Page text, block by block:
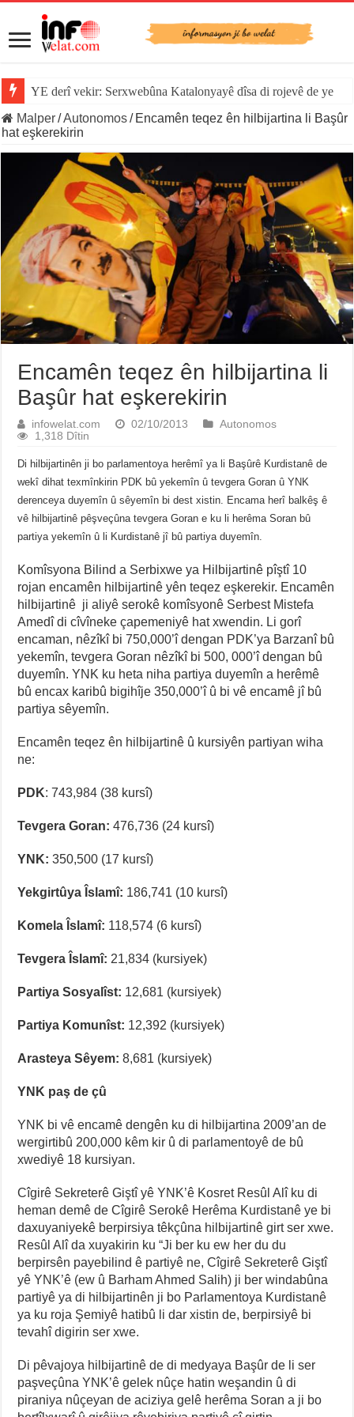
YE derî vekir: Serxwebûna Katalonyayê dîsa di rojevê de ye
Malper/Autonomos/ Encamên teqez ên hilbijartina li Başûr
hat eşkerekirin
Encamên teqez ên hilbijartina li
Başûr hat eşkerekirin
infowelat.com 02/10/2013
Autonomos
1,318 Dîtin
Di hilbijartinên ji bo parlamentoya herêmî ya li Başûrê Kurdistanê de
wekî dihat texmînkirin PDK bû yekemîn û tevgera Goran û YNK
derenceya duyemîn û sêyemîn bi dest xistin. Encama herî balkêş ê
vê hilbijartinê pêşveçûna tevgera Goran e ku li herêma Soran bû
partiya yekemîn û li Kurdistanê jî bû partiya duyemîn.
Komîsyona Bilind a Serbixwe ya Hilbijartinê pîştî 10
rojan encamên hilbijartinê yên teqez eşkerekir. Encamên
hilbijartinê ji aliyê serokê komîsyonê Serbest Mistefa
Amedî di cîvîneke çapemeniyê hat xwendin. Li gorî
encaman, nêzîkî bi 750,000’î dengan PDK’ya Barzanî bû
yekemîn, tevgera Goran nêzîkî bi 500, 000’î dengan bû
duyemîn. YNK ku heta niha partiya duyemîn a herêmê
bû encax karibû bigihîje 350,000’î û bi vê encamê jî bû
partiya sêyemîn.
Encamên teqez ên hilbijartinê û kursiyên partiyan wiha
ne:
PDK: 743,984 (38 kursî)
Tevgera Goran: 476,736 (24 kursî)
YNK: 350,500 (17 kursî)
Yekgirtûya Îslamî: 186,741 (10 kursî)
Komela Îslamî: 118,574 (6 kursî)
Tevgera Îslamî: 21,834 (kursiyek)
Partiya Sosyalîst: 12,681 (kursiyek)
Partiya Komunîst: 12,392 (kursiyek)
Arasteya Sêyem: 8,681 (kursiyek)
YNK paş de çû
YNK bi vê encamê dengên ku di hilbijartina 2009’an de
wergirtibû 200,000 kêm kir û di parlamentoyê de bû
xwediyê 18 kursiyan.
Cîgirê Sekreterê Giştî yê YNK’ê Kosret Resûl Alî ku di
heman demê de Cîgirê Serokê Herêma Kurdistanê ye bi
daxuyaniyekê berpirsiya têkçûna hilbijartinê girt ser xwe.
Resûl Alî da xuyakirin ku “Ji ber ku ew her du du
berpirsên payebilind ê partiyê ne, Cîgirê Sekreterê Giştî
yê YNK’ê (ew û Barham Ahmed Salih) ji ber windabûna
partiyê ya di hilbijartinên ji bo Parlamentoya Kurdistanê
ya ku roja Şemiyê hatibû li dar xistin de, berpirsiyê bi
tevahî digirin ser xwe.
Di pêvajoya hilbijartinê de di medyaya Başûr de li ser
paşveçûna YNK’ê gelek nûçe hatin weşandin û di
piraniya nûçeyan de aciziya gelê herêma Soran a ji bo